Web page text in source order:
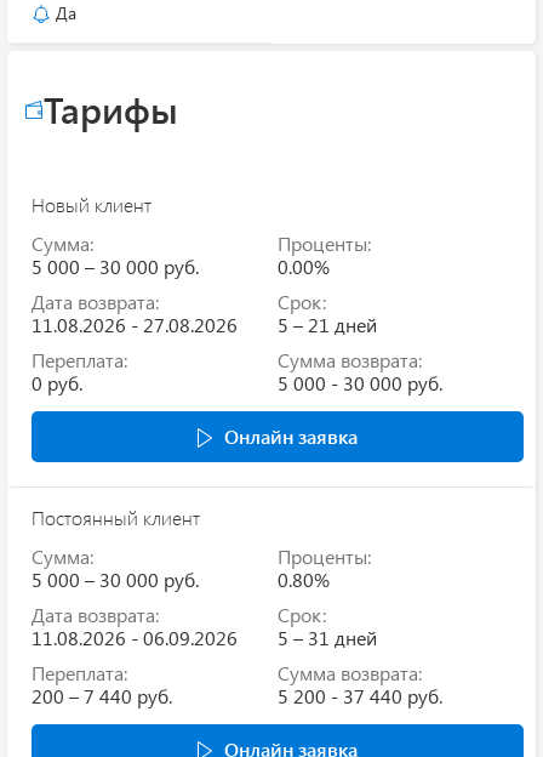
Да
Тарифы
Новый клиент
Сумма:
5 000 – 30 000 руб.
Проценты:
0.00%
Дата возврата:
11.08.2026 - 27.08.2026
Срок:
5 – 21 дней
Переплата:
0 руб.
Сумма возврата:
5 000 - 30 000 руб.
Онлайн заявка
Постоянный клиент
Сумма:
5 000 – 30 000 руб.
Проценты:
0.80%
Дата возврата:
11.08.2026 - 06.09.2026
Срок:
5 – 31 дней
Переплата:
200 – 7 440 руб.
Сумма возврата:
5 200 - 37 440 руб.
Онлайн заявка